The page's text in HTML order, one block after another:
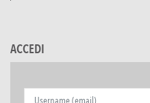
ACCEDI